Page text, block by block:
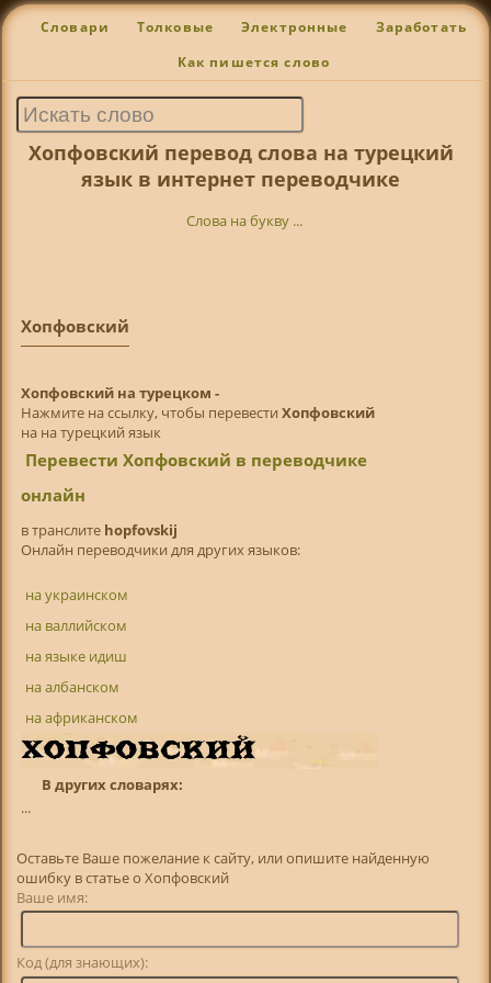
Словари Толковые Электронные Заработать
Как пишется слово
Хопфовский перевод слова на турецкий
язык в интернет переводчике
Слова на букву ...
Хопфовский
Хопфовский на турецком -
Нажмите на ссылку, чтобы перевести Хопфовский
на на турецкий язык
Перевести Хопфовский в переводчике
онлайн
в транслитe hopfovskij
Онлайн переводчики для других языков:
на украинском
на валлийском
на языке идиш
на албанском
на африканском
В других словарях:
...
Оставьте Ваше пожелание к сайту, или опишите найденную
ошибку в статье о Хопфовский
Ваше имя:
Код (для знающих):